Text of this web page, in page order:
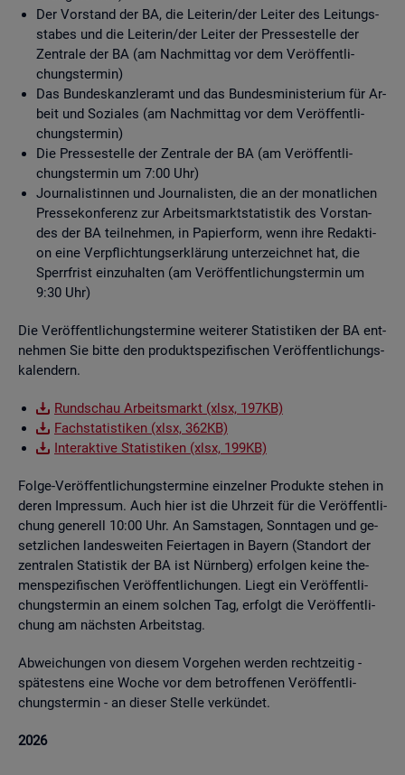
Der Vor­stand der BA, die Lei­te­rin/der Lei­ter des Lei­tungs­
sta­bes und die Lei­te­rin/der Lei­ter der Pres­se­stel­le der
Zen­tra­le der BA (am Nach­mit­tag vor dem Ver­öf­fent­li­
chungs­ter­min)
Das Bun­des­kanz­ler­amt und das Bun­des­mi­nis­te­ri­um für Ar­
beit und So­zia­les (am Nach­mit­tag vor dem Ver­öf­fent­li­
chungs­ter­min)
Die Pres­se­stel­le der Zen­tra­le der BA (am Ver­öf­fent­li­
chungs­ter­min um 7:00 Uhr)
Jour­na­lis­tin­nen und Jour­na­lis­ten, die an der mo­nat­li­chen
Pres­se­kon­fe­renz zur Ar­beits­markt­sta­tis­tik des Vor­stan­
des der BA teil­neh­men, in Pa­pier­form, wenn ihre Re­dak­ti­
on eine Ver­pflich­tungs­er­klä­rung un­ter­zeich­net hat, die
Sperr­frist ein­zu­hal­ten (am Ver­öf­fent­li­chungs­ter­min um
9:30 Uhr)
Die Ver­öf­fent­li­chungs­ter­mi­ne wei­te­rer Sta­tis­ti­ken der BA ent­
neh­men Sie bitte den pro­dukt­spe­zi­fi­schen Ver­öf­fent­li­chungs­
ka­len­dern.
Rund­schau Ar­beits­markt (xlsx, 197KB)
Fach­sta­tis­ti­ken (xlsx, 362KB)
In­ter­ak­ti­ve Sta­tis­ti­ken (xlsx, 199KB)
Folge-Ver­öf­fent­li­chungs­ter­mi­ne ein­zel­ner Pro­duk­te ste­hen in
deren Im­pres­sum. Auch hier ist die Uhr­zeit für die Ver­öf­fent­li­
chung ge­ne­rell 10:00 Uhr. An Sams­ta­gen, Sonn­ta­gen und ge­
setz­li­chen lan­des­wei­ten Fei­er­ta­gen in Bay­ern (Stand­ort der
zen­tra­len Sta­tis­tik der BA ist Nürn­berg) er­fol­gen keine the­
men­spe­zi­fi­schen Ver­öf­fent­li­chun­gen. Liegt ein Ver­öf­fent­li­
chungs­ter­min an einem sol­chen Tag, er­folgt die Ver­öf­fent­li­
chung am nächs­ten Ar­beits­tag.
Ab­wei­chun­gen von die­sem Vor­ge­hen wer­den recht­zei­tig -
spä­tes­tens eine Woche vor dem be­trof­fe­nen Ver­öf­fent­li­
chungs­ter­min - an die­ser Stel­le ver­kün­det.
2026